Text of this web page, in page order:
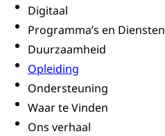
Digitaal
Programma’s en Diensten
Duurzaamheid
Opleiding
Ondersteuning
Waar te Vinden
Ons verhaal